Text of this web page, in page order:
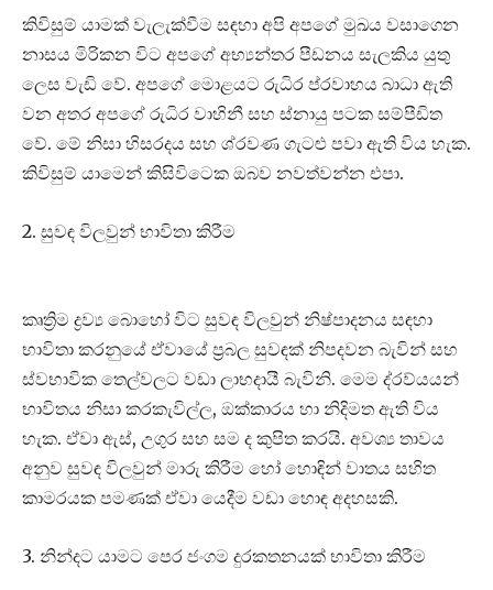
කිවිසුම් යාමක් වැලැක්වීම සඳහා අපි අපගේ මුඛය වසාගෙන
නාසය මිරිකන විට අපගේ අභ්‍යන්තර පීඩනය සැලකිය යුතු
ලෙස වැඩි වේ. අපගේ මොළයට රුධිර ප්රවාහය බාධා ඇති
වන අතර අපගේ රුධිර වාහිනී සහ ස්නායු පටක සම්පීඩිත
වේ. මේ නිසා හිසරදය සහ ශ්රවණ ගැටළු පවා ඇති විය හැක.
කිවිසුම් යාමෙන් කිසිවිටෙක ඔබව නවත්වන්න එපා.
2. සුවඳ විලවුන් භාවිතා කිරීම
කෘත්‍රිම ද්‍රව්‍ය බොහෝ විට සුවඳ විලවුන් නිෂ්පාදනය සඳහා
භාවිතා කරනුයේ ඒවායේ ප්‍රබල සුවඳක් නිපදවන බැවින් සහ
ස්වභාවික තෙල්වලට වඩා ලාභදායී බැවිනි. මෙම ද්රව්යයන්
භාවිතය නිසා කරකැවිල්ල, ඔක්කාරය හා නිදිමත ඇති විය
හැක. ඒවා ඇස්, උගුර සහ සම ද කුපිත කරයි. අවශ්‍ය තාවය
අනුව සුවඳ විලවුන් මාරු කිරීම හෝ හොඳින් වාතය සහිත
කාමරයක පමණක් ඒවා යෙදීම වඩා හොඳ අදහසකි.
3. නින්දට යාමට පෙර ජංගම දුරකතනයක් භාවිතා කිරීම